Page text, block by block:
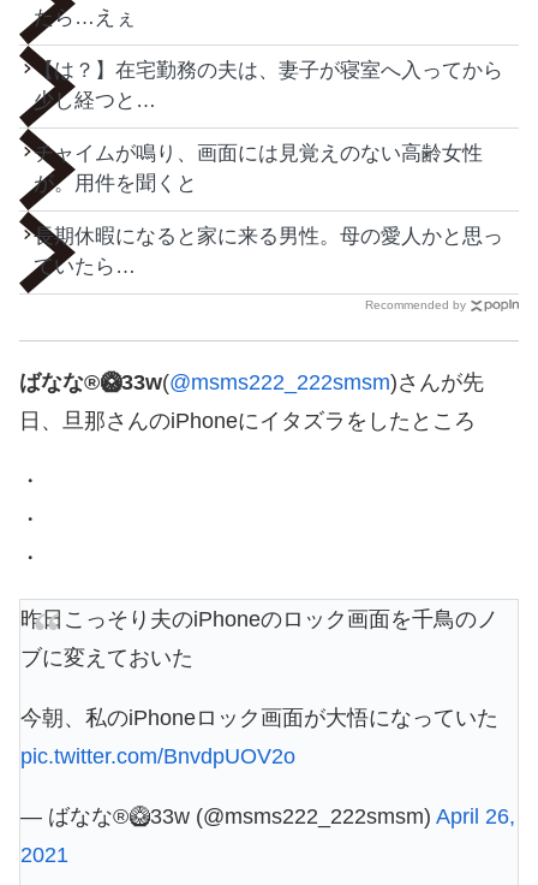
たら…えぇ
【は？】在宅勤務の夫は、妻子が寝室へ入ってから
少し経つと…
チャイムが鳴り、画面には見覚えのない高齢女性
が。用件を聞くと
長期休暇になると家に来る男性。母の愛人かと思っ
ていたら…
Recommended by
ばなな®︎🥝33w(@msms222_222smsm)さんが先
日、旦那さんのiPhoneにイタズラをしたところ
・
・
・
昨日こっそり夫のiPhoneのロック画面を千鳥のノ
ブに変えておいた
今朝、私のiPhoneロック画面が大悟になっていた
pic.twitter.com/BnvdpUOV2o
— ばなな®︎🥝33w (@msms222_222smsm) April 26,
2021